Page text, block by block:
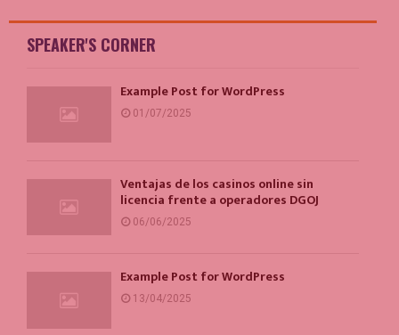
SPEAKER'S CORNER
Example Post for WordPress
01/07/2025
Ventajas de los casinos online sin
licencia frente a operadores DGOJ
06/06/2025
Example Post for WordPress
13/04/2025